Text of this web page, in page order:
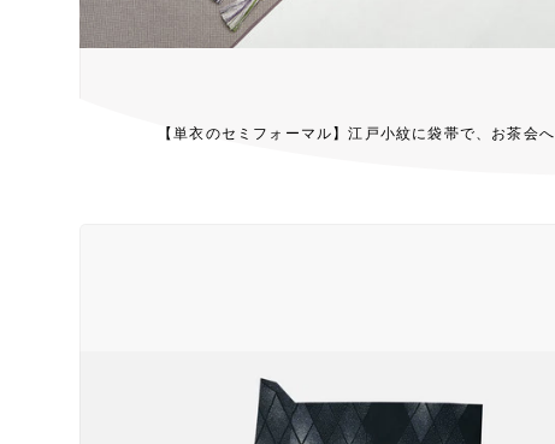
【単衣のセミフォーマル】江戸小紋に袋帯で、お茶会へ